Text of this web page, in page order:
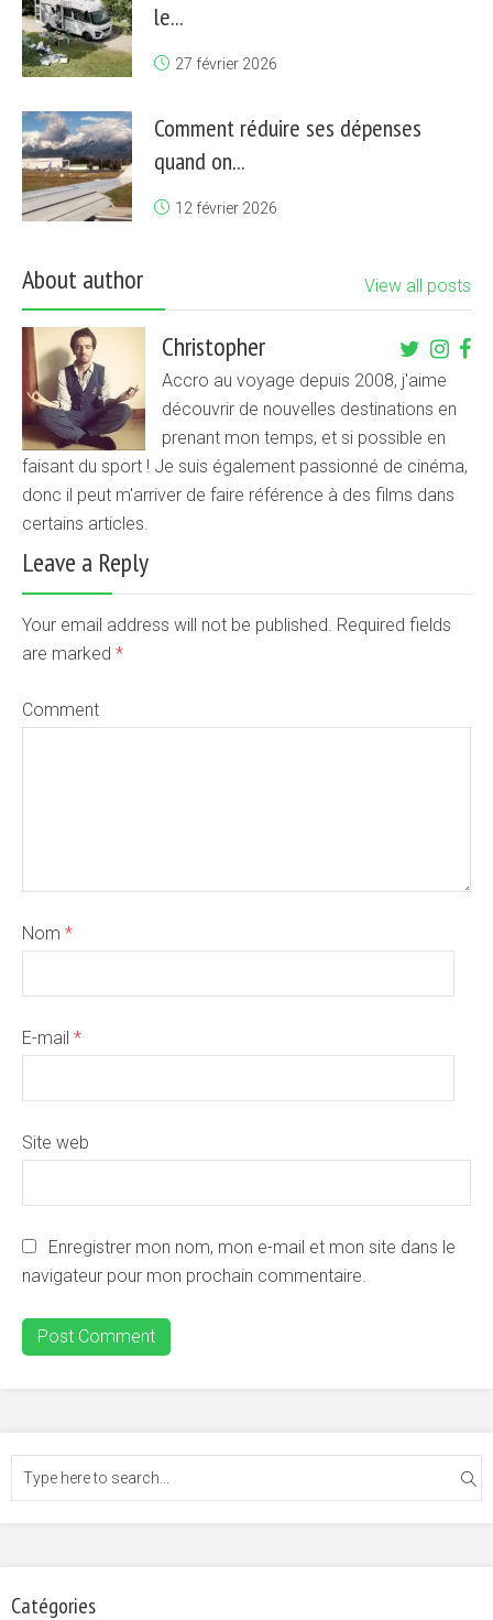
le...
27 février 2026
Comment réduire ses dépenses
quand on...
12 février 2026
About author View all posts
Christopher
Accro au voyage depuis 2008, j'aime
découvrir de nouvelles destinations en
prenant mon temps, et si possible en
faisant du sport ! Je suis également passionné de cinéma,
donc il peut m'arriver de faire référence à des films dans
certains articles.
Leave a Reply
Your email address will not be published. Required fields
are marked *
Comment
Nom *
E-mail *
Site web
Enregistrer mon nom, mon e-mail et mon site dans le
navigateur pour mon prochain commentaire.
Catégories